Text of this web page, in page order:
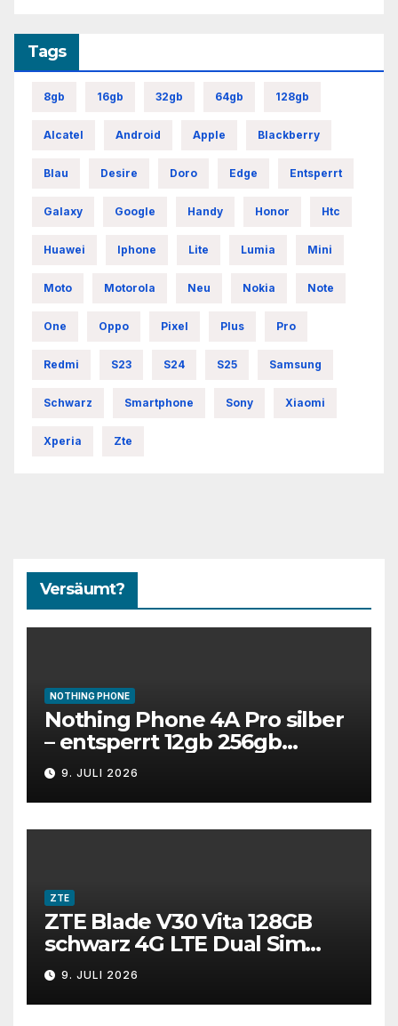
Tags
8gb 16gb 32gb 64gb 128gb
Alcatel Android Apple Blackberry
Blau Desire Doro Edge Entsperrt
Galaxy Google Handy Honor Htc
Huawei Iphone Lite Lumia Mini
Moto Motorola Neu Nokia Note
One Oppo Pixel Plus Pro
Redmi S23 S24 S25 Samsung
Schwarz Smartphone Sony Xiaomi
Xperia Zte
Versäumt?
NOTHING PHONE
Nothing Phone 4A Pro silber
– entsperrt 12gb 256gb
Smartphone Dual Sim
9. JULI 2026
ZTE
ZTE Blade V30 Vita 128GB
schwarz 4G LTE Dual Sim
entsperrt Smartphone
makellos A++
9. JULI 2026